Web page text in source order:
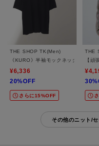
THE SHOP TK(Men)
《KURO》半袖モックネックニット
¥6,336
20%OFF
さらに15%OFF
THE
【頑
その他のニット/